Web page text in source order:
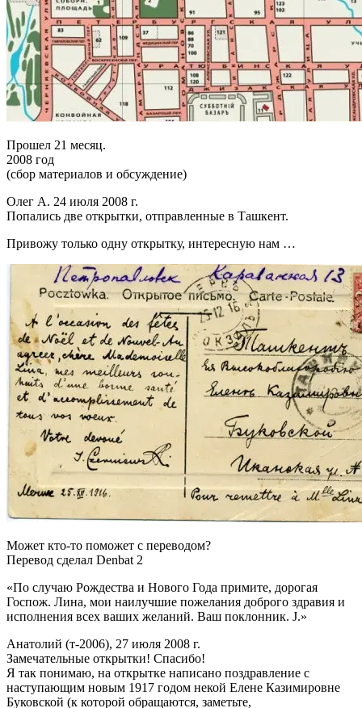
Прошел 21 месяц.
2008 год
(сбор материалов и обсуждение)
Олег А. 24 июля 2008 г.
Попались две открытки, отправленные в Ташкент.
Привожу только одну открытку, интересную нам …
Может кто-то поможет с переводом?
Перевод сделал Denbat 2
«По случаю Рождества и Нового Года примите, дорогая
Госпож. Лина, мои наилучшие пожелания доброго здравия и
исполнения всех ваших желаний. Ваш поклонник. J.»
Анатолий (т-2006), 27 июля 2008 г.
Замечательные открытки! Спасибо!
Я так понимаю, на открытке написано поздравление с
наступающим новым 1917 годом некой Елене Казимировне
Буковской (к которой обращаются, заметьте,